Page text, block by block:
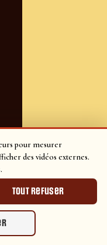
pour mesurer
des vidéos externes.
Tout refuser